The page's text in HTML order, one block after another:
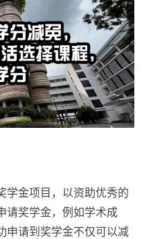
学金项目，以资助优秀的
请奖学金，例如学术成
申请到奖学金不仅可以减